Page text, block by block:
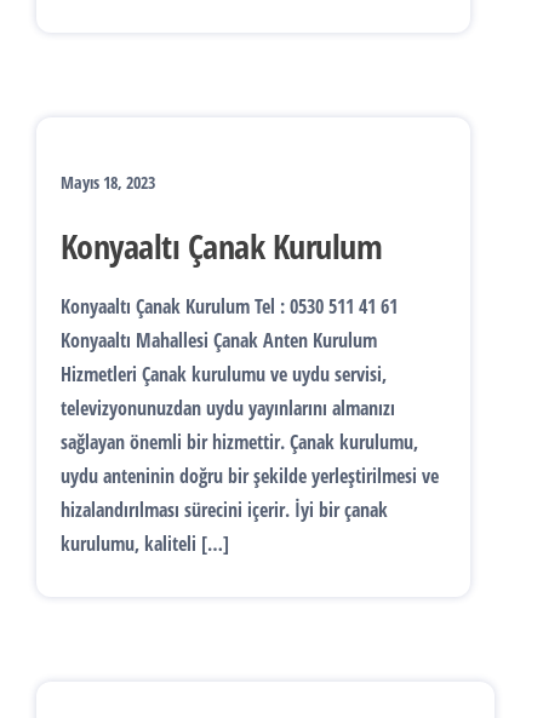
Mayıs 18, 2023
Konyaaltı Çanak Kurulum
Konyaaltı Çanak Kurulum Tel : 0530 511 41 61
Konyaaltı Mahallesi Çanak Anten Kurulum
Hizmetleri Çanak kurulumu ve uydu servisi,
televizyonunuzdan uydu yayınlarını almanızı
sağlayan önemli bir hizmettir. Çanak kurulumu,
uydu anteninin doğru bir şekilde yerleştirilmesi ve
hizalandırılması sürecini içerir. İyi bir çanak
kurulumu, kaliteli […]